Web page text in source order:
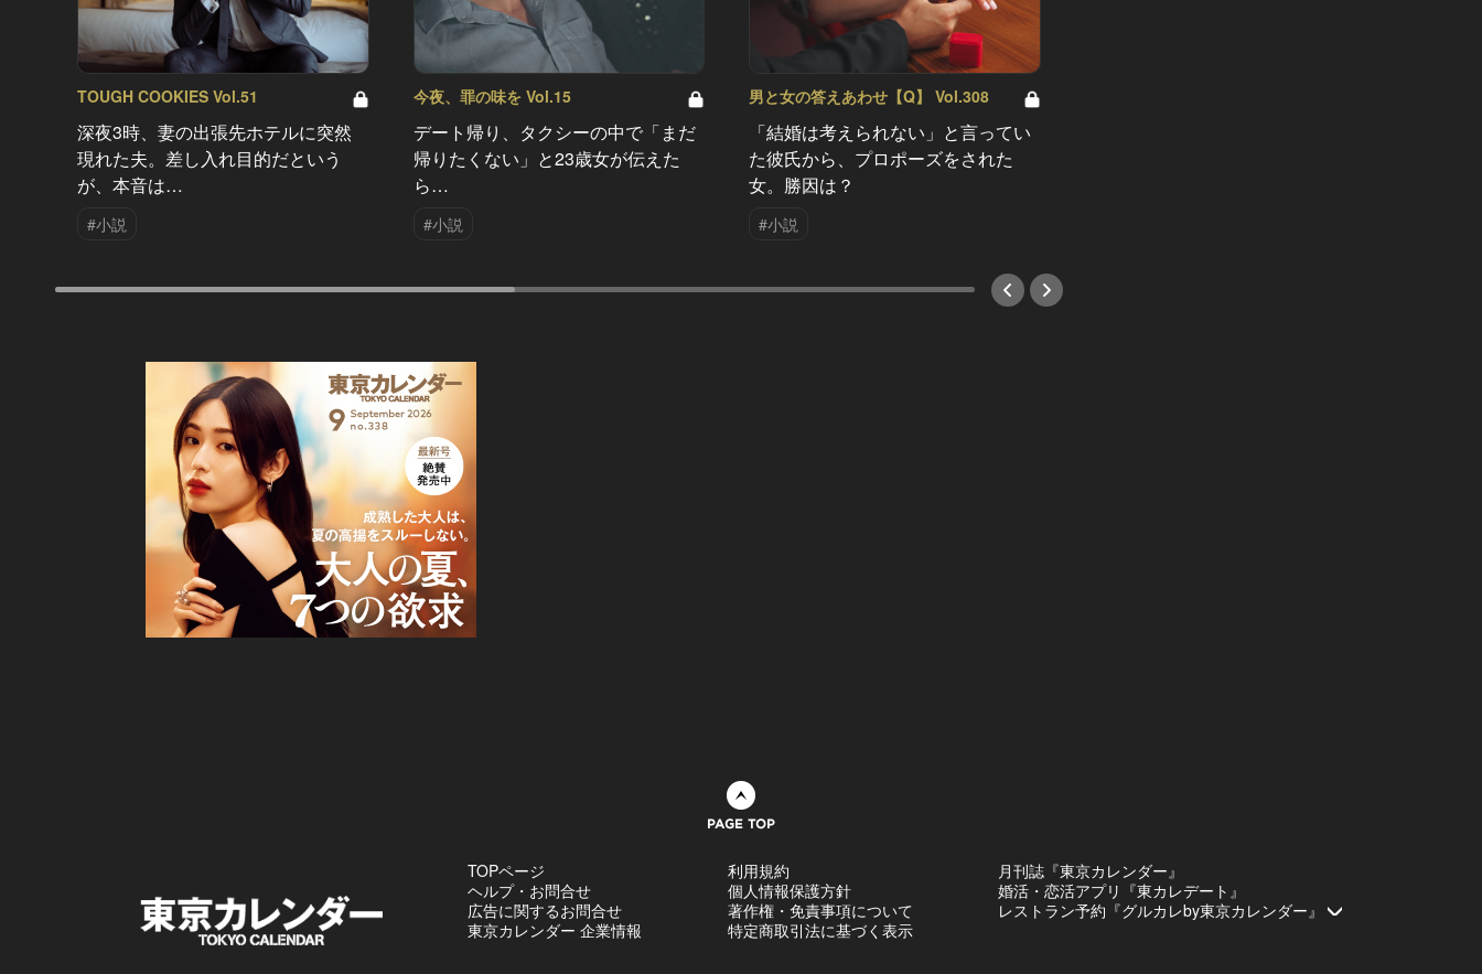
TOUGH COOKIES Vol.51
深夜3時、妻の出張先ホテルに突然
現れた夫。差し入れ目的だという
が、本音は…
#小説
今夜、罪の味を Vol.15
デート帰り、タクシーの中で「まだ
帰りたくない」と23歳女が伝えた
ら…
#小説
男と女の答えあわせ【Q】 Vol.308
「結婚は考えられない」と言ってい
た彼氏から、プロポーズをされた
女。勝因は？
#小説
TOPページ
ヘルプ・お問合せ
広告に関するお問合せ
東京カレンダー 企業情報
利用規約
個人情報保護方針
著作権・免責事項について
特定商取引法に基づく表示
月刊誌『東京カレンダー』
婚活・恋活アプリ『東カレデート』
レストラン予約『グルカレby東京カレンダー』